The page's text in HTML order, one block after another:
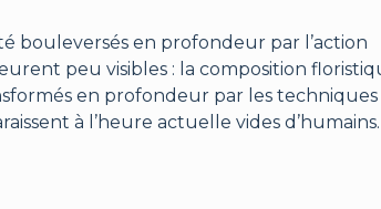
bouleversés en profondeur par l’action
peu visibles : la composition
en profondeur par les techniques
à l’heure actuelle vides d’humains.